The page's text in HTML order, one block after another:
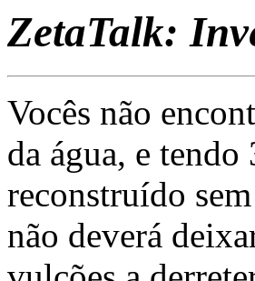
ZetaTalk:
Vocês não
da água, e
reconstruído
não deverá